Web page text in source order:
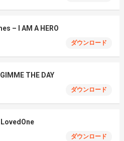
– I AM A HERO
ダウンロード
THE DAY
ダウンロード
LovedOne
ダウンロード